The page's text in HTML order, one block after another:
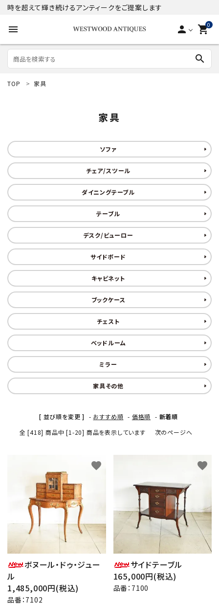
時を超えて輝き続けるアンティークをご提案します
menu person 0
shopping_cart
search
meeting_room ログイン person 新規会員登録
ご利用ガイド
プライバシーポリシー
特定商取引法について
お問い合わせ
TOP 家具
家具
ソファ
チェア/スツール
ダイニングテーブル
テーブル
デスク/ビューロー
サイドボード
キャビネット
ブックケース
チェスト
ベッドルーム
ミラー
家具その他
[ 並び順を変更 ] - おすすめ順 - 価格順 - 新着順
全 [418] 商品中 [1-20] 商品を表示しています
次のページへ
ボヌール・ドゥ・ジュー
ル
1,485,000円(税込)
品番：7102
favorite
サイドテーブル
165,000円(税込)
品番：7100
favorite